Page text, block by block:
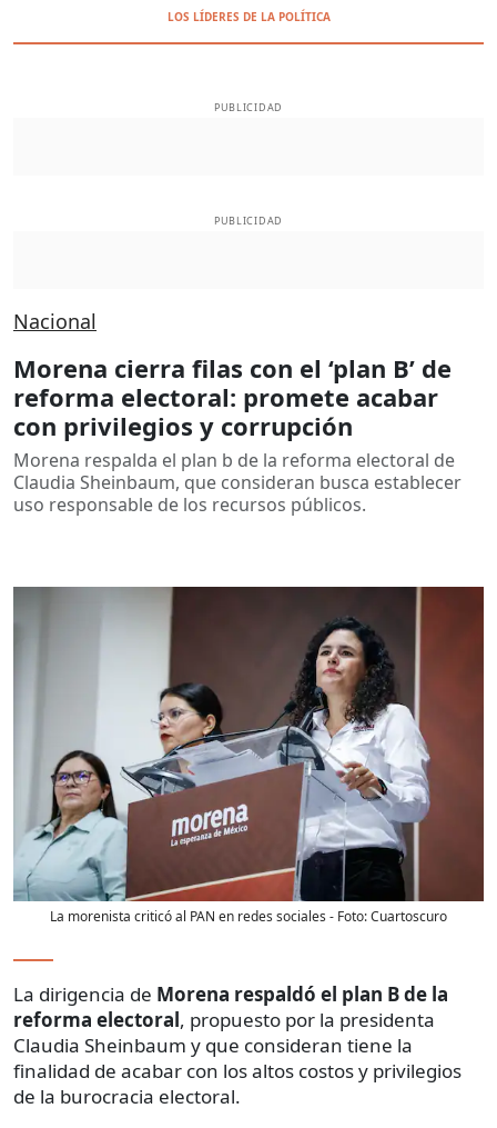
LOS LÍDERES DE LA POLÍTICA
PUBLICIDAD
PUBLICIDAD
Nacional
Morena cierra filas con el ‘plan B’ de
reforma electoral: promete acabar
con privilegios y corrupción
Morena respalda el plan b de la reforma electoral de
Claudia Sheinbaum, que consideran busca establecer
uso responsable de los recursos públicos.
La morenista criticó al PAN en redes sociales - Foto:Cuartoscuro
La dirigencia de Morena respaldó el plan B de la
reforma electoral, propuesto por la presidenta
Claudia Sheinbaum y que consideran tiene la
finalidad de acabar con los altos costos y privilegios
de la burocracia electoral.